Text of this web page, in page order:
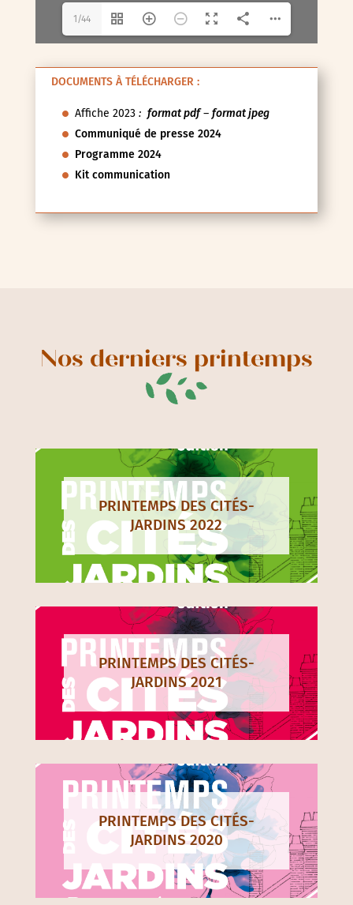
1/44
DOCUMENTS À TÉLÉCHARGER :
Affiche 2023: format pdf– format jpeg
Communiqué de presse 2024
Programme 2024
Kit communication
Nos derniers printemps
PRINTEMPS DES CITÉS-
JARDINS 2022
PRINTEMPS DES CITÉS-
JARDINS 2021
PRINTEMPS DES CITÉS-
JARDINS 2020